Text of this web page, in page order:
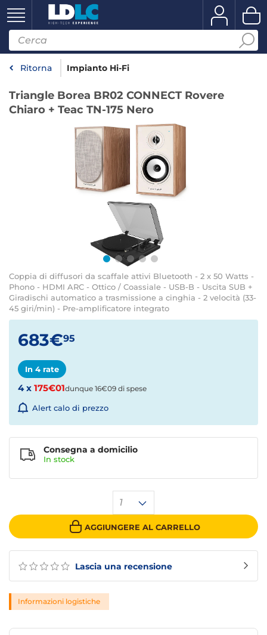
Ritorna Impianto Hi-Fi
Triangle Borea BR02 CONNECT Rovere
Chiaro + Teac TN-175 Nero
Coppia di diffusori da scaffale attivi Bluetooth - 2 x 50 Watts -
Phono - HDMI ARC - Ottico / Coassiale - USB-B - Uscita SUB +
Giradischi automatico a trasmissione a cinghia - 2 velocità (33-
45 giri/min) - Pre-amplificatore integrato
Lascia una recensione
683€95
In 4 rate
4 x 175€01dunque 16€09 di spese
Alert calo di prezzo
1
AGGIUNGERE AL CARRELLO
Consegna a domicilio
In stock
Informazioni logistiche